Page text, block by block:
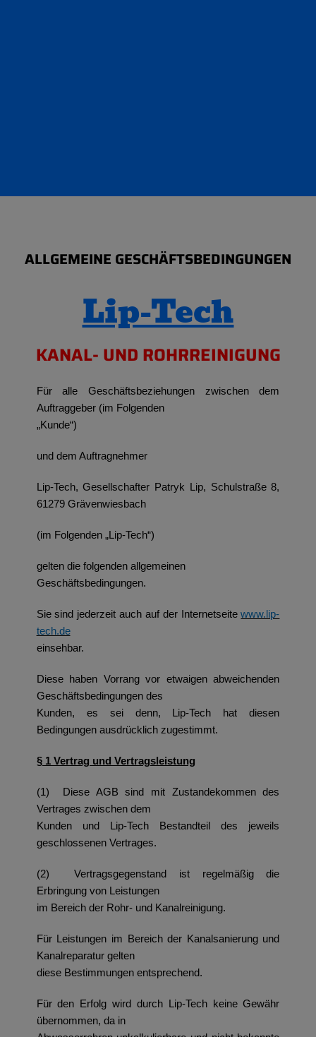
ALLGEMEINE GESCHÄFTSBEDINGUNGEN
Lip-Tech
KANAL- UND ROHRREINIGUNG
Für alle Geschäftsbeziehungen zwischen dem
Auftraggeber (im Folgenden
„Kunde“)
und dem Auftragnehmer
Lip-Tech, Gesellschafter Patryk Lip, Schulstraße 8,
61279 Grävenwiesbach
(im Folgenden „Lip-Tech“)
gelten die folgenden allgemeinen
Geschäftsbedingungen.
Sie sind jederzeit auch auf der Internetseitewww.lip-
tech.de
einsehbar.
Diese haben Vorrang vor etwaigen abweichenden
Geschäftsbedingungen des
Kunden, es sei denn, Lip-Tech hat diesen
Bedingungen ausdrücklich zugestimmt.
§ 1 Vertrag und Vertragsleistung
(1) Diese AGB sind mit Zustandekommen des
Vertrages zwischen dem
Kunden und Lip-Tech Bestandteil des jeweils
geschlossenen Vertrages.
(2) Vertragsgegenstand ist regelmäßig die
Erbringung von Leistungen
im Bereich der Rohr- und Kanalreinigung.
Für Leistungen im Bereich der Kanalsanierung und
Kanalreparatur gelten
diese Bestimmungen entsprechend.
Für den Erfolg wird durch Lip-Tech keine Gewähr
übernommen, da in